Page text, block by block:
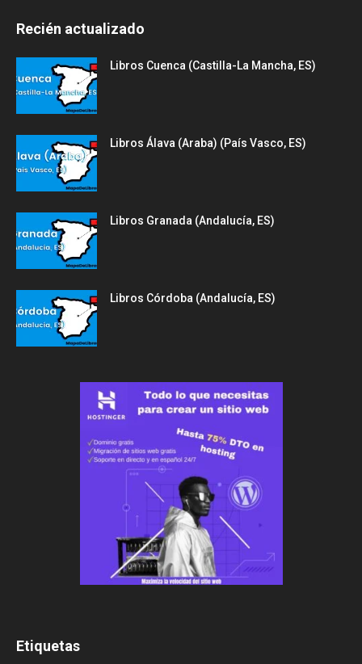
Recién actualizado
Libros Cuenca (Castilla-La Mancha, ES)
Libros Álava (Araba) (País Vasco, ES)
Libros Granada (Andalucía, ES)
Libros Córdoba (Andalucía, ES)
Etiquetas